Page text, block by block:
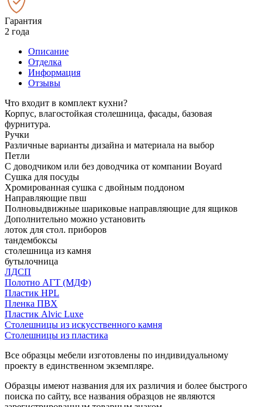
Гарантия
2 года
Описание
Отделка
Информация
Отзывы
Что входит в комплект кухни?
Корпус, влагостойкая столешница, фасады, базовая
фурнитура.
Ручки
Различные варианты дизайна и материала на выбор
Петли
С доводчиком или без доводчика от компании Boyard
Сушка для посуды
Хромированная сушка с двойным поддоном
Направляющие пвш
Полновыдвижные шариковые направляющие для ящиков
Дополнительно можно установить
лоток для стол. приборов
тандембоксы
столешница из камня
бутылочница
ЛДСП
Полотно АГТ (МДФ)
Пластик HPL
Пленка ПВХ
Пластик Alvic Luxe
Столешницы из искусственного камня
Столешницы из пластика
Все образцы мебели изготовлены по индивидуальному
проекту в единственном экземпляре.
Образцы имеют названия для их различия и более быстрого
поиска по сайту, все названия образцов не являются